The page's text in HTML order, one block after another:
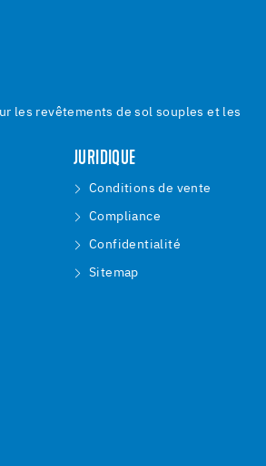
les revêtements de sol souples et les
JURIDIQUE
Conditions de vente
Compliance
Confidentialité
Sitemap